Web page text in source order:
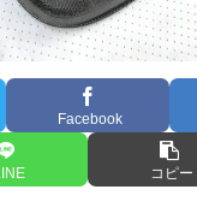
Facebook
コピー